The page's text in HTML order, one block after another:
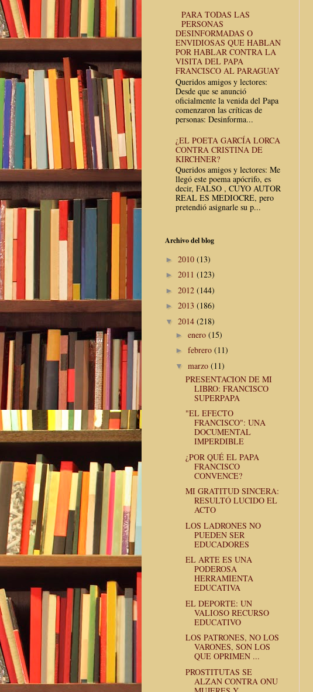
PARA TODAS LAS
PERSONAS
DESINFORMADAS O
ENVIDIOSAS QUE HABLAN
POR HABLAR CONTRA LA
VISITA DEL PAPA
FRANCISCO AL PARAGUAY
Queridos amigos y lectores:
Desde que se anunció
oficialmente la venida del Papa
comenzaron las críticas de
personas: Desinforma...
¿EL POETA GARCÍA LORCA
CONTRA CRISTINA DE
KIRCHNER?
Queridos amigos y lectores: Me
llegó este poema apócrifo, es
decir, FALSO , CUYO AUTOR
REAL ES MEDIOCRE, pero
pretendió asignarle su p...
Archivo del blog
► 2010 (13)
► 2011 (123)
► 2012 (144)
► 2013 (186)
▼ 2014 (218)
► enero (15)
► febrero (11)
▼ marzo (11)
PRESENTACION DE MI
LIBRO: FRANCISCO
SUPERPAPA
"EL EFECTO
FRANCISCO": UNA
DOCUMENTAL
IMPERDIBLE
¿POR QUÉ EL PAPA
FRANCISCO
CONVENCE?
MI GRATITUD SINCERA:
RESULTÓ LUCIDO EL
ACTO
LOS LADRONES NO
PUEDEN SER
EDUCADORES
EL ARTE ES UNA
PODEROSA
HERRAMIENTA
EDUCATIVA
EL DEPORTE: UN
VALIOSO RECURSO
EDUCATIVO
LOS PATRONES, NO LOS
VARONES, SON LOS
QUE OPRIMEN ...
PROSTITUTAS SE
ALZAN CONTRA ONU